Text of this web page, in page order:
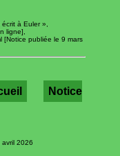
à Euler »,
ligne],
[Notice publiée le 9 mars
Notice
2026